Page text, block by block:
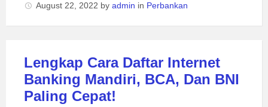
August 22, 2022 by admin in Perbankan
Lengkap Cara Daftar Internet
Banking Mandiri, BCA, Dan BNI
Paling Cepat!